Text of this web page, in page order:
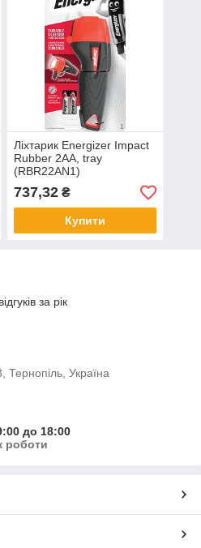
Ліхтарик Energizer Impact
Rubber 2AA, tray
(RBR22AN1)
(7638900326291)
737,32₴
Купити
за рік
Тернопіль, Україна
до 18:00
роботи